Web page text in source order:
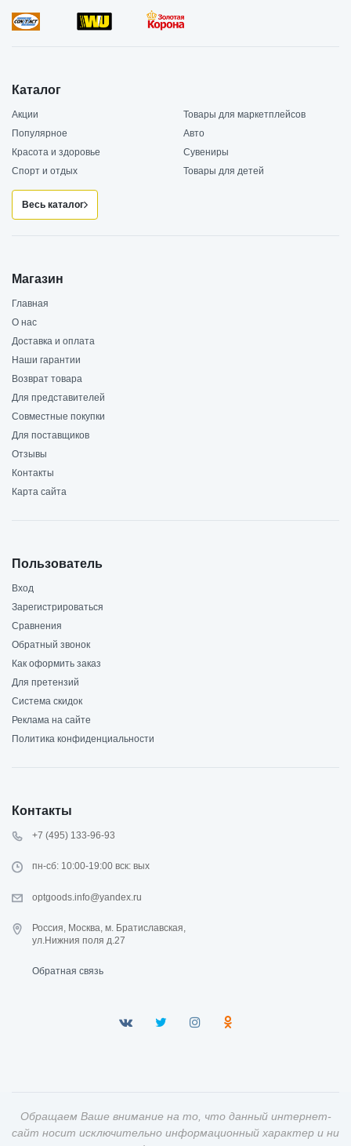
Каталог
Акции
Товары для маркетплейсов
Популярное
Авто
Красота и здоровье
Сувениры
Спорт и отдых
Товары для детей
Весь каталог
Магазин
Главная
О нас
Доставка и оплата
Наши гарантии
Возврат товара
Для представителей
Совместные покупки
Для поставщиков
Отзывы
Контакты
Карта сайта
Пользователь
Вход
Зарегистрироваться
Сравнения
Обратный звонок
Как оформить заказ
Для претензий
Система скидок
Реклама на сайте
Политика конфиденциальности
Контакты
+7 (495) 133-96-93
пн-сб: 10:00-19:00 вск: вых
optgoods.info@yandex.ru
Россия, Москва, м. Братиславская,
ул.Нижния поля д.27
Обратная связь
Обращаем Ваше внимание на то, что данный интернет-
сайт носит исключительно информационный характер и ни